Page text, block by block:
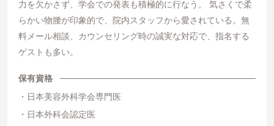
力を欠かさず、学会での発表も積極的に行なう。 気さくで柔
らかい物腰が印象的で、院内スタッフから愛されている。無
料メール相談、カウンセリング時の誠実な対応で、指名する
ゲストも多い。
保有資格
日本美容外科学会専門医
日本外科会認定医